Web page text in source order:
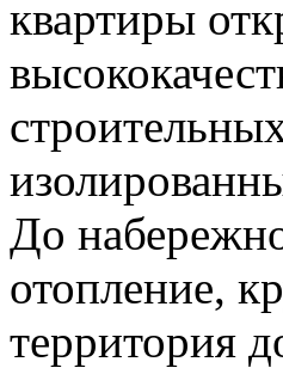
квартиры
До
отопление,
территория